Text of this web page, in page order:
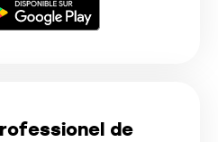
de